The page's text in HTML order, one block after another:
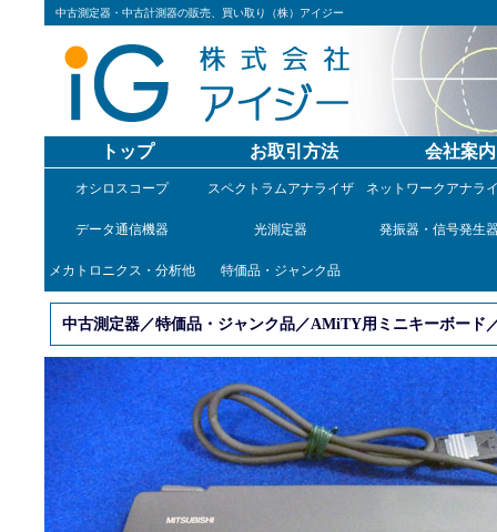
中古測定器・中古計測器の販売、買い取り（株）アイジー
トップ お取引方法 会社案内
オシロスコープ スペクトラムアナライザ ネットワークアナラ
データ通信機器 光測定器 発振器・信号発生
メカトロニクス・分析他 特価品・ジャンク品
中古測定器／特価品・ジャンク品／AMiTY用ミニキーボード